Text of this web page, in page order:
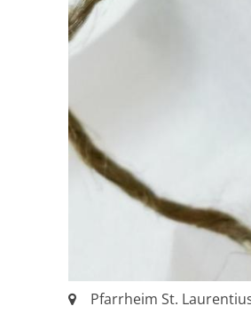
Ort:Pfarrheim St.